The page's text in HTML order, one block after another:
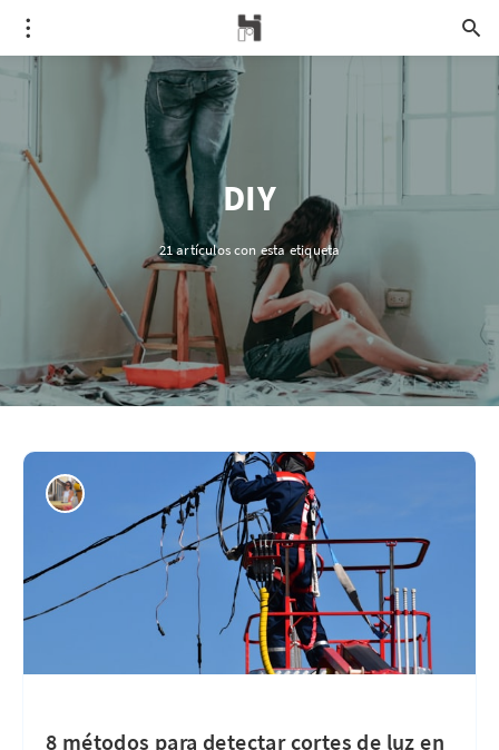
DIY
21 artículos con esta etiqueta
8 métodos para detectar cortes de luz en